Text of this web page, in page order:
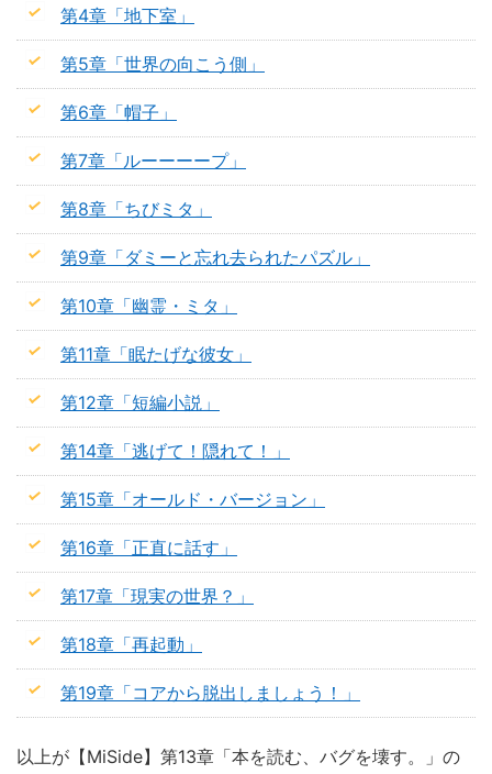
第4章「地下室」
第5章「世界の向こう側」
第6章「帽子」
第7章「ルーーーープ」
第8章「ちびミタ」
第9章「ダミーと忘れ去られたパズル」
第10章「幽霊・ミタ」
第11章「眠たげな彼女」
第12章「短編小説」
第14章「逃げて！隠れて！」
第15章「オールド・バージョン」
第16章「正直に話す」
第17章「現実の世界？」
第18章「再起動」
第19章「コアから脱出しましょう！」
以上が【MiSide】第13章「本を読む、バグを壊す。」の